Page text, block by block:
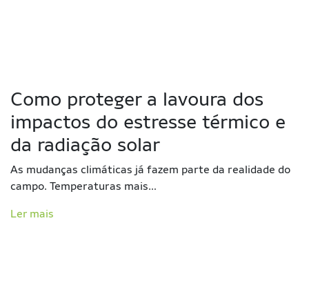
Como proteger a lavoura dos
impactos do estresse térmico e
da radiação solar
As mudanças climáticas já fazem parte da realidade do
campo. Temperaturas mais…
Ler mais